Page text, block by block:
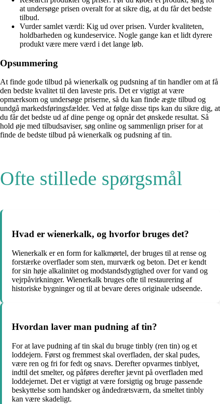
at undersøge prisen overalt for at sikre dig, at du får det bedste
tilbud.
Vurder samlet værdi: Kig ud over prisen. Vurder kvaliteten,
holdbarheden og kundeservice. Nogle gange kan et lidt dyrere
produkt være mere værd i det lange løb.
Opsummering
At finde gode tilbud på wienerkalk og pudsning af tin handler om at få
den bedste kvalitet til den laveste pris. Det er vigtigt at være
opmærksom og undersøge priserne, så du kan finde ægte tilbud og
undgå markedsføringsfælder. Ved at følge disse tips kan du sikre dig, at
du får det bedste ud af dine penge og opnår det ønskede resultat. Så
hold øje med tilbudsaviser, søg online og sammenlign priser for at
finde de bedste tilbud på wienerkalk og pudsning af tin.
Ofte stillede spørgsmål
Hvad er wienerkalk, og hvorfor bruges det?
Wienerkalk er en form for kalkmørtel, der bruges til at rense og
forstærke overflader som sten, murværk og beton. Det er kendt
for sin høje alkalinitet og modstandsdygtighed over for vand og
vejrpåvirkninger. Wienerkalk bruges ofte til restaurering af
historiske bygninger og til at bevare deres originale udseende.
Hvordan laver man pudning af tin?
For at lave pudning af tin skal du bruge tinbly (ren tin) og et
loddejern. Først og fremmest skal overfladen, der skal pudes,
være ren og fri for fedt og snavs. Derefter opvarmes tinblyet,
indtil det smelter, og påføres derefter jævnt på overfladen med
loddejernet. Det er vigtigt at være forsigtig og bruge passende
beskyttelse som handsker og åndedrætsværn, da smeltet tinbly
kan være skadeligt.